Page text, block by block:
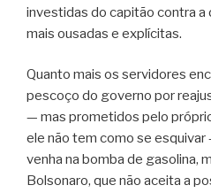
investidas do capitão contra a
mais ousadas e explícitas.
Quanto mais os servidores
pescoço do governo por
— mas prometidos pelo
ele não tem como se
venha na bomba de gasolina,
Bolsonaro, que não aceita a